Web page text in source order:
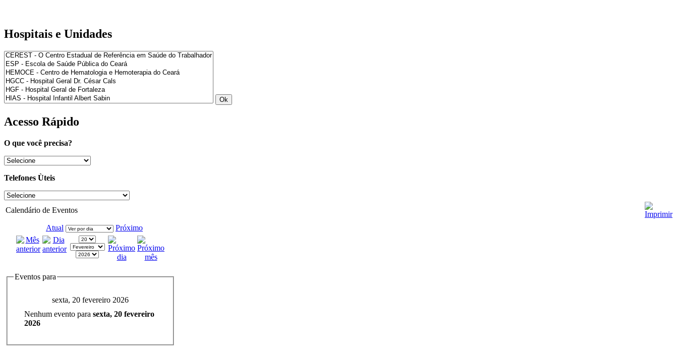
Hospitais e Unidades
Acesso Rápido
O que você precisa?
Telefones Ùteis
Calendário de Eventos
Atual Próximo
Eventos para
sexta, 20 fevereiro 2026
Nenhum evento para sexta, 20 fevereiro
2026